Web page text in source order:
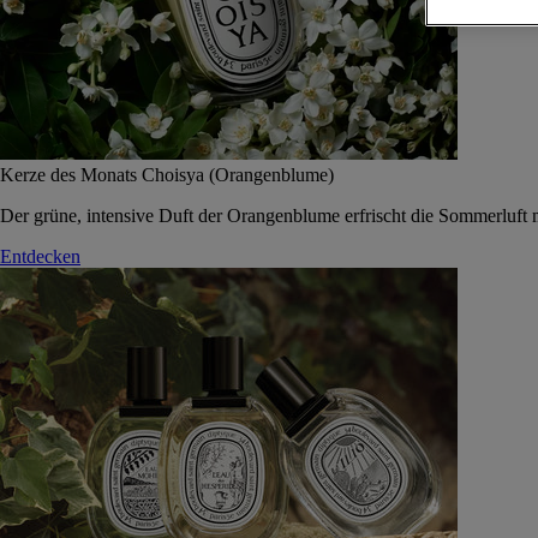
Kerze des Monats Choisya (Orangenblume)
Der grüne, intensive Duft der Orangenblume erfrischt die Sommerluft
Entdecken